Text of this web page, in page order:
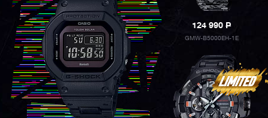
124 990P
GMW-B5000EH-1E